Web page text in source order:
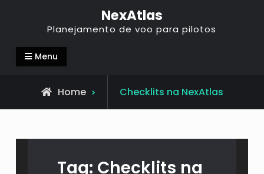
NexAtlas
Planejamento de voo para pilotos
Menu
Home Checklits na NexAtlas
Tag: Checklits na